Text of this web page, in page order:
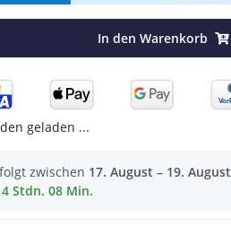
In den Warenkorb
geladen ...
zwischen 17. August – 19. August
Stdn. 08 Min.